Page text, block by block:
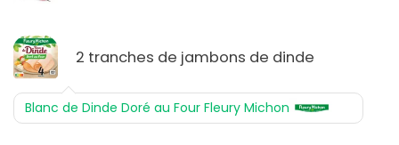
2 tranches de jambons de dinde
Blanc de Dinde Doré au Four Fleury Michon